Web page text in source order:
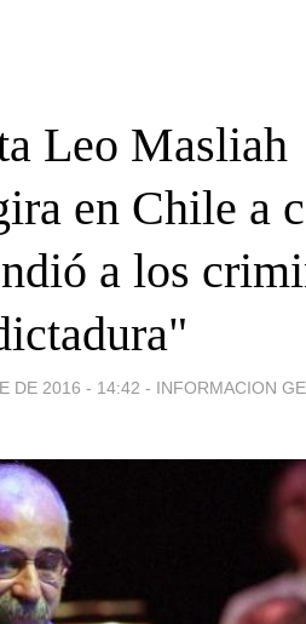
Leo Masliah
en Chile a
a los
DE 2016 - 14:42 - INFORMACION